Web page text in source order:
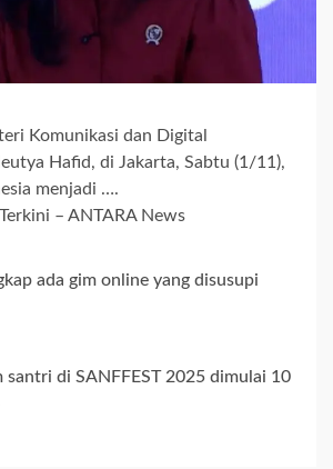
Komunikasi dan Digital
Hafid, di Jakarta, Sabtu (1/11),
menjadi ….
– ANTARA News
ada gim online yang disusupi
santri di SANFFEST 2025 dimulai 10